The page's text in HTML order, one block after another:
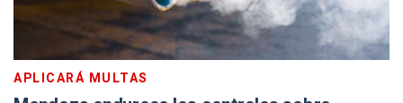
APLICARÁ MULTAS